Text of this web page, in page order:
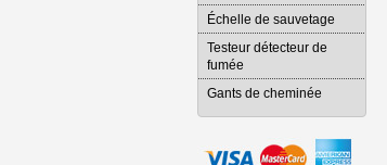
Échelle de sauvetage
Testeur détecteur de
fumée
Gants de cheminée